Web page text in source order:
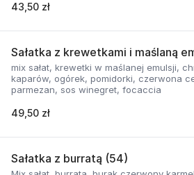
43,50 zł
Sałatka z krewetkami i maślaną
mix sałat, krewetki w maślanej emulsji,
kaparów, ogórek, pomidorki, czerwona
parmezan, sos winegret, focaccia
49,50 zł
Sałatka z burratą (54)